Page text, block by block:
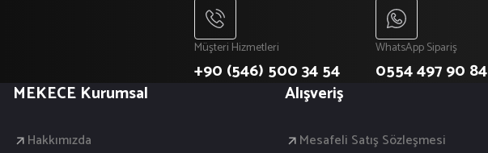
Müşteri Hizmetleri
+90 (546) 500 34 54
WhatsApp Sipariş
0554 497 90 84
MEKECE Kurumsal
Hakkımızda
Alışveriş
Mesafeli Satış Sözleşmesi